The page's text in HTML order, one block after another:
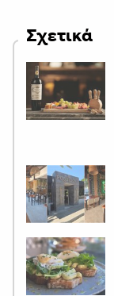
Σχετικά